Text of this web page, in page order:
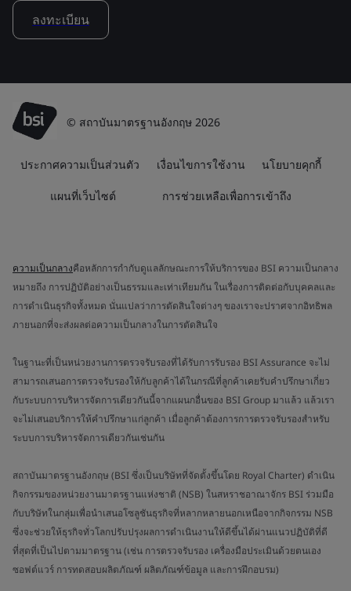
ลงทะเบียน
© สถาบันมาตรฐานอังกฤษ 2026
ประกาศความเป็นส่วนตัว เงื่อนไขการใช้งาน นโยบายคุกกี้
แผนที่เว็บไซต์ การช่วยเหลือเพื่อการเข้าถึง
ความเป็นกลางคือหลักการกำกับดูแลลักษณะการให้บริการของ BSI ความเป็นกลาง
หมายถึง การปฏิบัติอย่างเป็นธรรมและเท่าเทียมกัน ในเรื่องการติดต่อกับบุคคลและ
การดำเนินธุรกิจทั้งหมด นั่นแปลว่าการตัดสินใจต่างๆ ของเราจะปราศจากอิทธิพล
ภายนอกที่จะส่งผลต่อความเป็นกลางในการตัดสินใจ
ในฐานะที่เป็นหน่วยงานการตรวจรับรองที่ได้รับการรับรอง BSI Assurance จะไม่
สามารถเสนอการตรวจรับรองให้กับลูกค้าได้ในกรณีที่ลูกค้าเคยรับคำปรึกษาเกี่ยว
กับระบบการบริหารจัดการเดียวกันนี้จากแผนกอื่นของ BSI Group มาแล้ว แล้วเรา
จะไม่เสนอบริการให้คำปรึกษาแก่ลูกค้า เมื่อลูกค้าต้องการการตรวจรับรองสำหรับ
ระบบการบริหารจัดการเดียวกันเช่นกัน
สถาบันมาตรฐานอังกฤษ (BSI ซึ่งเป็นบริษัทที่จัดตั้งขึ้นโดย Royal Charter) ดำเนิน
กิจกรรมของหน่วยงานมาตรฐานแห่งชาติ (NSB) ในสหราชอาณาจักร BSI ร่วมมือ
กับบริษัทในกลุ่มเพื่อนำเสนอโซลูชันธุรกิจที่หลากหลายนอกเหนือจากกิจกรรม NSB
ซึ่งจะช่วยให้ธุรกิจทั่วโลกปรับปรุงผลการดำเนินงานให้ดีขึ้นได้ผ่านแนวปฏิบัติที่ดี
ที่สุดที่เป็นไปตามมาตรฐาน (เช่น การตรวจรับรอง เครื่องมือประเมินด้วยตนเอง
ซอฟต์แวร์ การทดสอบผลิตภัณฑ์ ผลิตภัณฑ์ข้อมูล และการฝึกอบรม)